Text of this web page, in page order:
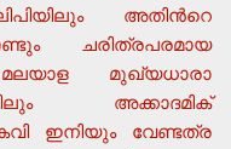
അതിന്‍റെ
ചരിത്രപരമായ
മുഖ്യധാരാ
അക്കാദമിക്
ഇനിയും വേണ്ടത്ര